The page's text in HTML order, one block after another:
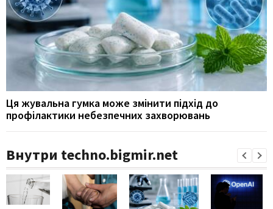
Ця жувальна гумка може змінити підхід до
профілактики небезпечних захворювань
Внутри techno.bigmir.net